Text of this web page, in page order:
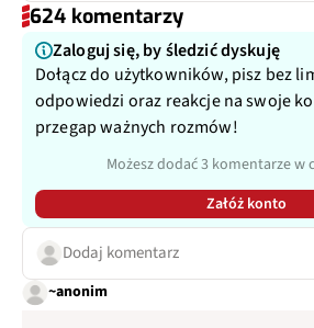
624 komentarzy
Zaloguj się, by śledzić dyskuję
Dołącz do użytkowników, pisz bez
odpowiedzi oraz reakcje na swoje
przegap ważnych rozmów!
Możesz dodać 3 komentarze w
Załóż konto
Dodaj komentarz
~anonim